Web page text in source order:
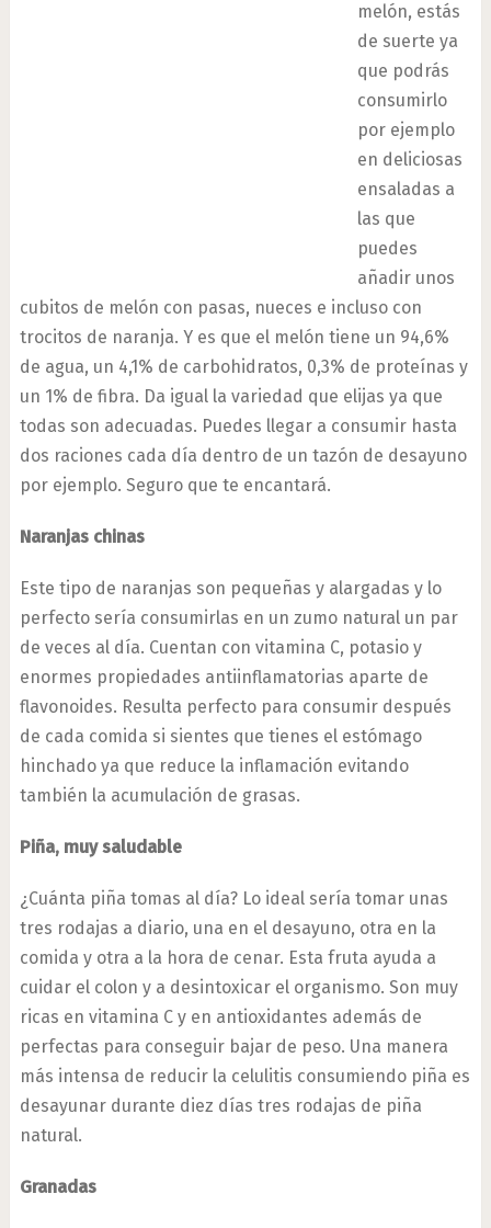
melón, estás
de suerte ya
que podrás
consumirlo
por ejemplo
en deliciosas
ensaladas a
las que
puedes
añadir unos
cubitos de melón con pasas, nueces e incluso con
trocitos de naranja. Y es que el melón tiene un 94,6%
de agua, un 4,1% de carbohidratos, 0,3% de proteínas y
un 1% de fibra. Da igual la variedad que elijas ya que
todas son adecuadas. Puedes llegar a consumir hasta
dos raciones cada día dentro de un tazón de desayuno
por ejemplo. Seguro que te encantará.
Naranjas chinas
Este tipo de naranjas son pequeñas y alargadas y lo
perfecto sería consumirlas en un zumo natural un par
de veces al día. Cuentan con vitamina C, potasio y
enormes propiedades antiinflamatorias aparte de
flavonoides. Resulta perfecto para consumir después
de cada comida si sientes que tienes el estómago
hinchado ya que reduce la inflamación evitando
también la acumulación de grasas.
Piña, muy saludable
¿Cuánta piña tomas al día? Lo ideal sería tomar unas
tres rodajas a diario, una en el desayuno, otra en la
comida y otra a la hora de cenar. Esta fruta ayuda a
cuidar el colon y a desintoxicar el organismo. Son muy
ricas en vitamina C y en antioxidantes además de
perfectas para conseguir bajar de peso. Una manera
más intensa de reducir la celulitis consumiendo piña es
desayunar durante diez días tres rodajas de piña
natural.
Granadas